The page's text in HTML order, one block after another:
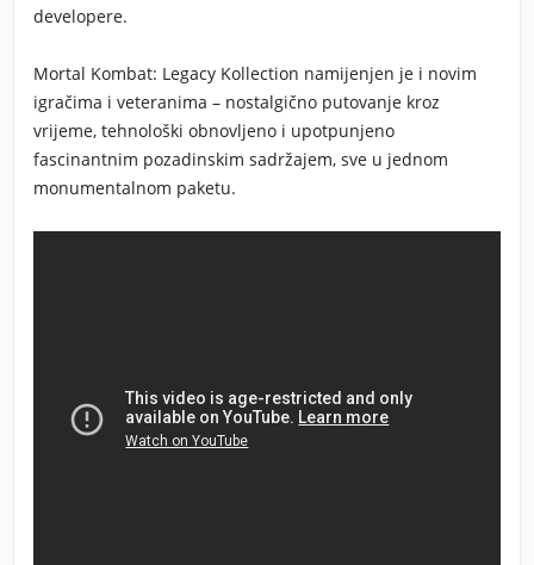
developere.
Mortal Kombat: Legacy Kollection namijenjen je i novim
igračima i veteranima – nostalgično putovanje kroz
vrijeme, tehnološki obnovljeno i upotpunjeno
fascinantnim pozadinskim sadržajem, sve u jednom
monumentalnom paketu.